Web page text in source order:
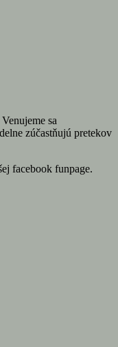
sa
zúčastňujú pretekov
facebook funpage.